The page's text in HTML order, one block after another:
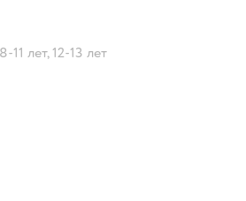
8-11 лет,12-13 лет